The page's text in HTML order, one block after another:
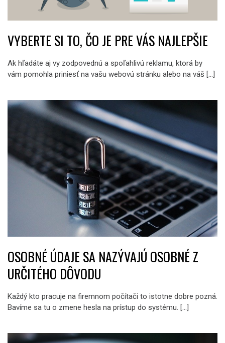
VYBERTE SI TO, ČO JE PRE VÁS NAJLEPŠIE
Ak hľadáte aj vy zodpovednú a spoľahlivú reklamu, ktorá by
vám pomohla priniesť na vašu webovú stránku alebo na váš […]
OSOBNÉ ÚDAJE SA NAZÝVAJÚ OSOBNÉ Z
URČITÉHO DÔVODU
Každý kto pracuje na firemnom počítači to istotne dobre pozná.
Bavíme sa tu o zmene hesla na prístup do systému. […]